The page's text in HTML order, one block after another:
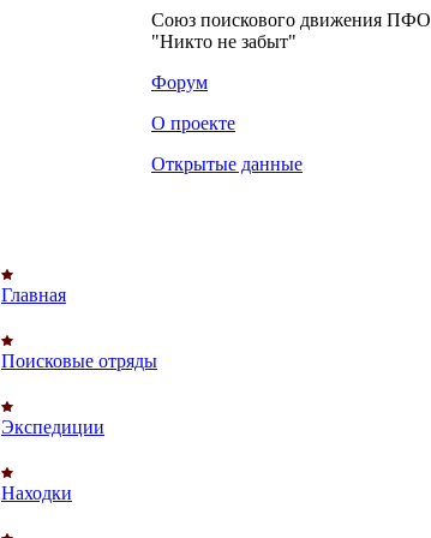
Союз поискового движения ПФО
"Никто не забыт"
Форум
О проекте
Открытые данные
Главная
Поисковые отряды
Экспедиции
Находки